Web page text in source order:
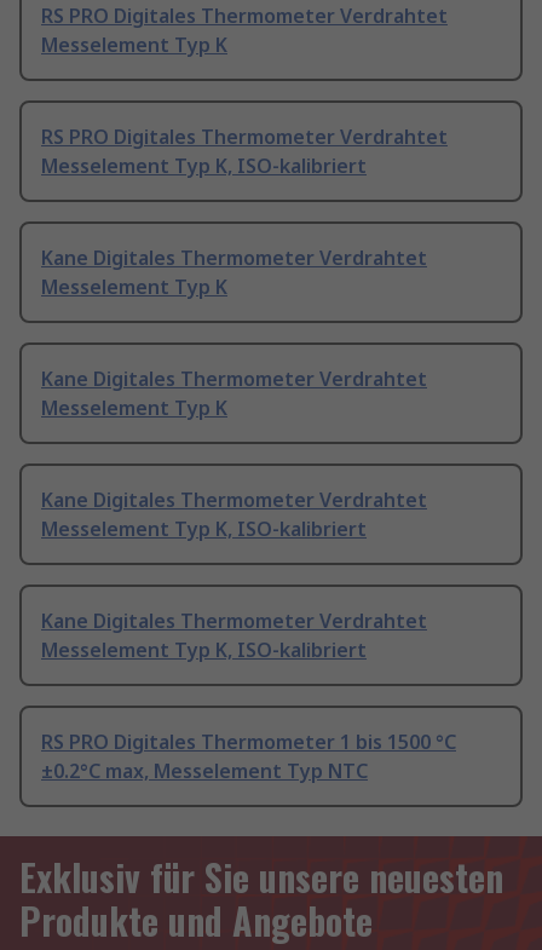
RS PRO Digitales Thermometer Verdrahtet
Messelement Typ K
RS PRO Digitales Thermometer Verdrahtet
Messelement Typ K, ISO-kalibriert
Kane Digitales Thermometer Verdrahtet
Messelement Typ K
Kane Digitales Thermometer Verdrahtet
Messelement Typ K
Kane Digitales Thermometer Verdrahtet
Messelement Typ K, ISO-kalibriert
Kane Digitales Thermometer Verdrahtet
Messelement Typ K, ISO-kalibriert
RS PRO Digitales Thermometer 1 bis 1500 °C
±0.2°C max, Messelement Typ NTC
Exklusiv für Sie unsere neuesten
Produkte und Angebote